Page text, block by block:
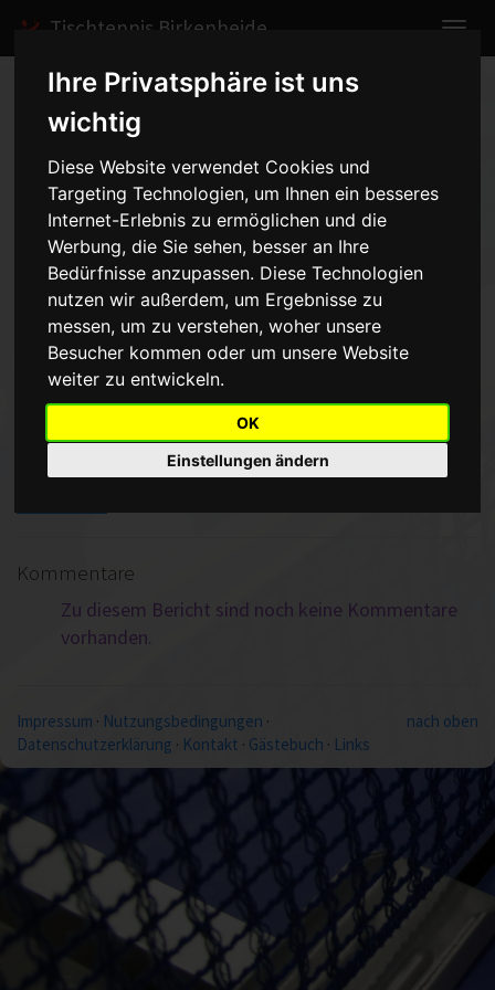
Ihre Privatsphäre ist uns
wichtig
Diese Website verwendet Cookies und
Targeting Technologien, um Ihnen ein besseres
Internet-Erlebnis zu ermöglichen und die
Werbung, die Sie sehen, besser an Ihre
Bedürfnisse anzupassen. Diese Technologien
nutzen wir außerdem, um Ergebnisse zu
messen, um zu verstehen, woher unsere
Besucher kommen oder um unsere Website
weiter zu entwickeln.
OK
Einstellungen ändern
Tischtennis Birkenheide
Home Spiele 2007/2008
Herren V
Spielbericht anzeigen
TTV 1950 Mutterstadt 6 -
Herren V - 4:9vom 08.02.2008
20:00 Uhr
Gegen eine starke Mutterstadter Mannschaft konnten wir
Kommentare
Zu diesem Bericht sind noch keine Kommentare
vorhanden.
nach oben
Impressum · Nutzungsbedingungen ·
Datenschutzerklärung · Kontakt · Gästebuch · Links